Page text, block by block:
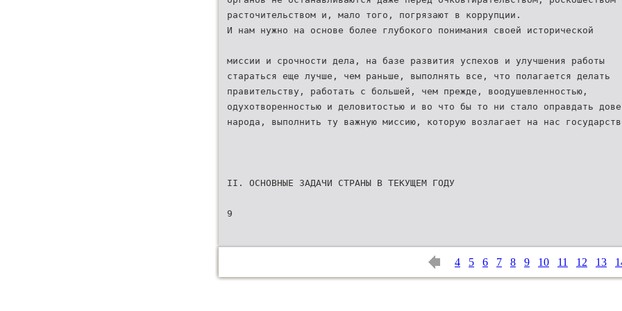
расточительством и, мало того, погрязают в коррупции.
И нам нужно на основе более глубокого понимания своей исторической
миссии и срочности дела, на базе развития успехов и улучшения работы
стараться еще лучше, чем раньше, выполнять все, что полагается делать
правительству, работать с большей, чем прежде, воодушевленностью,
одухотворенностью и деловитостью и во что бы то ни стало оправдать
народа, выполнить ту важную миссию, которую возлагает на нас
II. ОСНОВНЫЕ ЗАДАЧИ СТРАНЫ В ТЕКУЩЕМ ГОДУ
9
4 5 6 7 8 9 10 11 12 13